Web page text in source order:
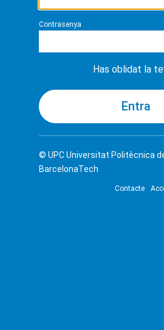
Contrasenya
Has oblidat la
© UPCUniversitat Politècnica
BarcelonaTech
Contacte